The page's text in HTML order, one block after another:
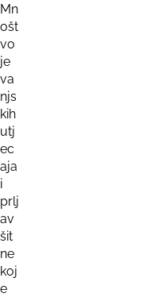
Mn
ošt
vo
je
va
njs
kih
utj
ec
aja
i
prlj
av
šit
ne
koj
e